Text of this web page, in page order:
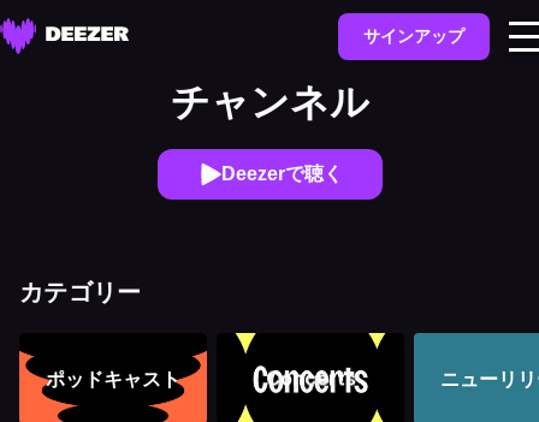
サインアップ
チャンネル
Deezerで聴く
カテゴリー
ポッドキャスト Concerts ニューリ